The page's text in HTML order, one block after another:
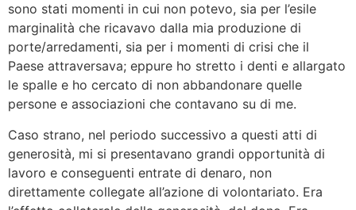
sono stati momenti in cui non potevo, sia per l’esile
marginalità che ricavavo dalla mia produzione di
porte/arredamenti, sia per i momenti di crisi che il
Paese attraversava; eppure ho stretto i denti e allargato
le spalle e ho cercato di non abbandonare quelle
persone e associazioni che contavano su di me.
Caso strano, nel periodo successivo a questi atti di
generosità, mi si presentavano grandi opportunità di
lavoro e conseguenti entrate di denaro, non
direttamente collegate all’azione di volontariato. Era